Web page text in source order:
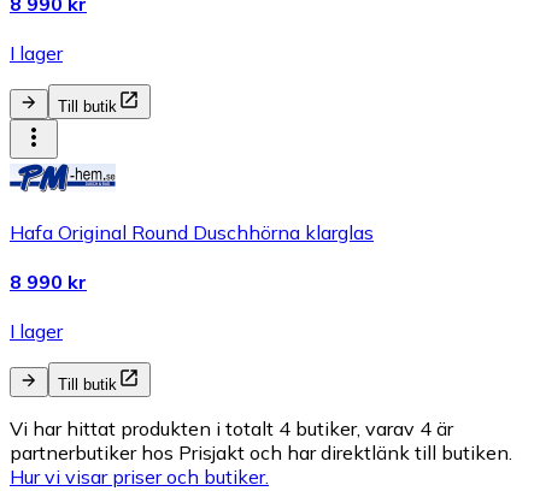
I lager
Till butik
Hafa Original Round Duschhörna klarglas
8 990 kr
I lager
Till butik
Vi har hittat produkten i totalt 4 butiker, varav 4 är
partnerbutiker hos Prisjakt och har direktlänk till butiken.
Hur vi visar priser och butiker.